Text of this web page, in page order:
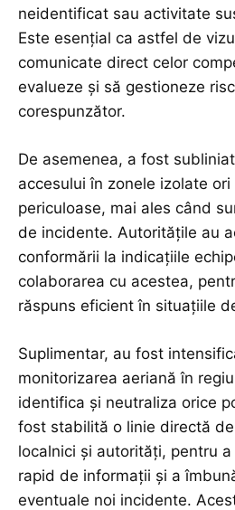
neidentificat sau activitate
Este esențial ca astfel de
comunicate direct celor
evalueze și să gestioneze
corespunzător.
De asemenea, a fost
accesului în zonele izolate
periculoase, mai ales când
de incidente. Autoritățile au
conformării la indicațiile
colaborarea cu acestea,
răspuns eficient în situațiile
Suplimentar, au fost
monitorizarea aeriană în
identifica și neutraliza orice
fost stabilită o linie directă
localnici și autorități, pentru
rapid de informații și a
eventuale noi incidente.